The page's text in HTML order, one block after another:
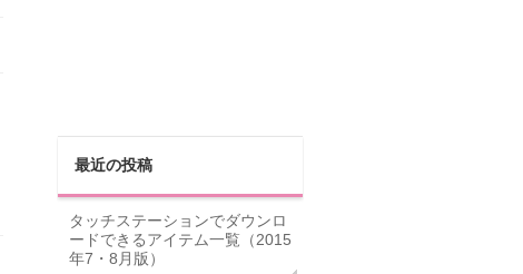
最近の投稿
タッチステーションでダウンロ
ードできるアイテム一覧（2015
年7・8月版）